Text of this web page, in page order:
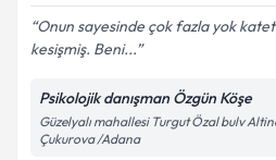
Kişisel verilerimin
Metni'ni okudum ve
kapsamda işlenmesini
Onun sayesinde çok fazla yok
kesişmiş. Beni...
Psikolojik danışman Özgün Köşe
Güzelyalı mahallesi Turgut Özal bulv
Çukurova /Adana